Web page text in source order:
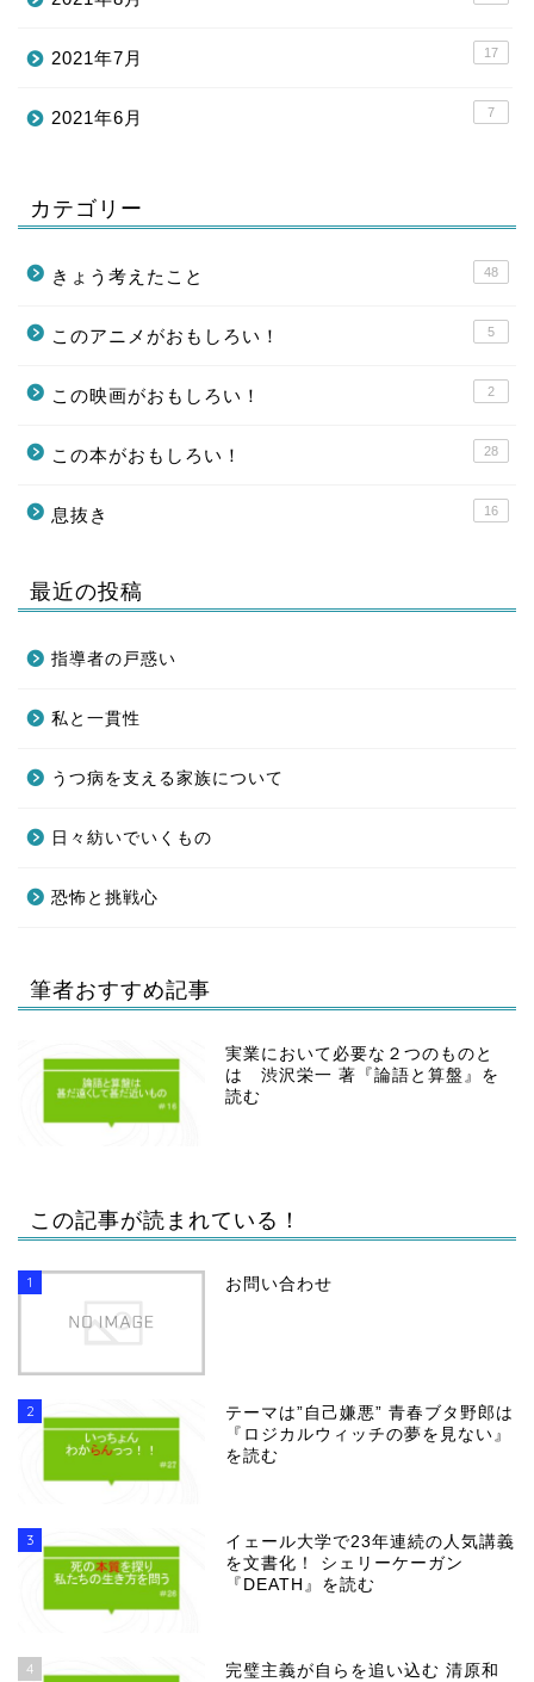
2021年7月 17
2021年6月 7
カテゴリー
きょう考えたこと 48
このアニメがおもしろい！ 5
この映画がおもしろい！ 2
この本がおもしろい！ 28
息抜き 16
最近の投稿
指導者の戸惑い
私と一貫性
うつ病を支える家族について
日々紡いでいくもの
恐怖と挑戦心
筆者おすすめ記事
実業において必要な２つのものと
は 渋沢栄一 著『論語と算盤』を
読む
この記事が読まれている！
1 お問い合わせ
2
テーマは”自己嫌悪” 青春ブタ野郎は
『ロジカルウィッチの夢を見ない』
を読む
3
イェール大学で23年連続の人気講義
を文書化！ シェリーケーガン
『DEATH』を読む
4
完璧主義が自らを追い込む 清原和